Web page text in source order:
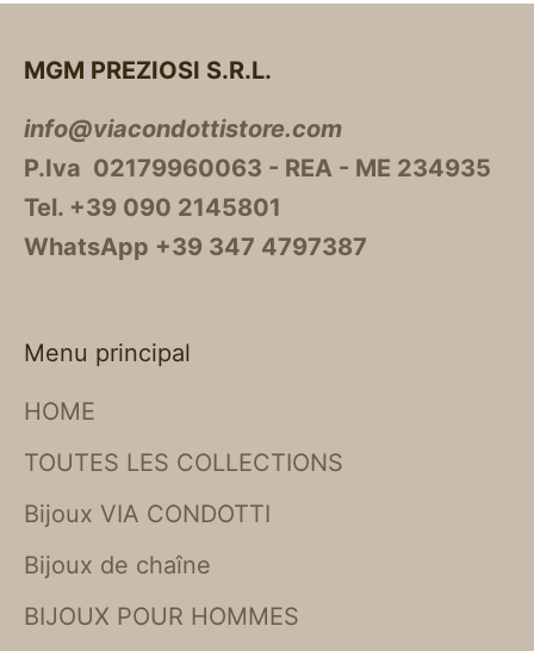
MGM PREZIOSI S.R.L.
info@viacondottistore.com
P.Iva 02179960063 - REA - ME 234935
Tel. +39 090 2145801
WhatsApp +39 347 4797387
Menu principal
HOME
TOUTES LES COLLECTIONS
Bijoux VIA CONDOTTI
Bijoux de chaîne
BIJOUX POUR HOMMES